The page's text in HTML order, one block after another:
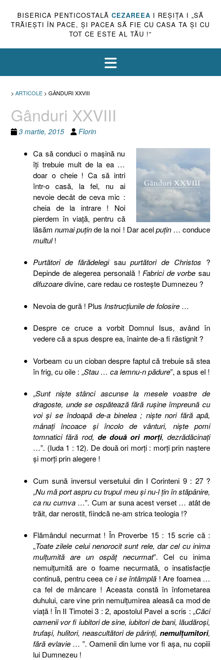
BISERICA PENTICOSTALĂ CEZAREEA I REŞIŢA I „SĂ
TRĂIEŞTI ÎN PACE, ŞI PACEA SĂ FIE CU CASA TA ŞI CU
TOT CE ESTE AL TĂU !”
> ARTICOLE > GÂNDURI XXVIII
Gânduri XXVIII
3 martie, 2015 Florin
Ca să conduci o maşină nu
îţi trebuie mult de la ea …
doar o cheie ! Ca să intri
într-o casă, la fel, nu ai
nevoie decât de ceva mic :
cheia de la intrare ! Noi
pierdem în viaţă, pentru că
lăsămnumai puţinde la noi ! Dar acelpuţin… conduce
multul!
Purtători de fărădelegisaupurtători de Christos ?
Depinde de alegerea personală ! Fabrici de vorbe sau
difuzoaredivine, care redau ce rosteşte Dumnezeu ?
Nevoia de gură ! Plus Instrucţiunile de folosire …
Despre ce cruce a vorbit Domnul Isus, având în
vedere că a spus despre ea, înainte de-a fi răstignit ?
Vorbeam cu un cioban despre faptul că trebuie să stea
în frig, cu oile : „Stau … ca lemnu-n pădure”, a spus el !
„Sunt nişte stânci ascunse la mesele voastre de
dragoste, unde se ospătează fără ruşine împreună cu
voi şi se îndoapă de-a binelea ; nişte nori fără apă,
mânaţi încoace şi încolo de vânturi, nişte pomi
tomnatici fără rod, de două ori morţi, dezrădăcinaţi
…”. (Iuda 1 : 12). De două ori morţi : morţi prin naştere
şi morţi prin alegere !
Cum sună inversul versetului din I Corinteni 9 : 27 ?
„Numă port aspru cu trupul meu şi nu-l ţin în stăpânire,
ca nu cumva…”. Cum ar suna acest verset … atât de
trăit, dar nerostit, fiindcă ne-am strica teologia !?
Flămândul necurmat ! În Proverbe 15 : 15 scrie că :
„Toate zilele celui nenorocit sunt rele, dar cel cu inima
mulţumită are un ospăţ necurmat”. Cel cu inima
nemulţumită are o foame necurmată, o insatisfacţie
continuă, pentru ceea cei se întâmplă ! Are foamea …
ca fel de mâncare ! Aceasta constă în înfometarea
duhului, care vine prin nemulţumirea aleasă ca mod de
viaţă ! În II Timotei 3 : 2, apostolul Pavel a scris : „Căci
oamenii vor fi iubitori de sine, iubitori de bani, lăudăroşi,
trufaşi, hulitori, neascultători de părinţi, nemulţumitori,
fără evlavie… ”. Oamenii din lume vor fi aşa, nu copiii
lui Dumnezeu !